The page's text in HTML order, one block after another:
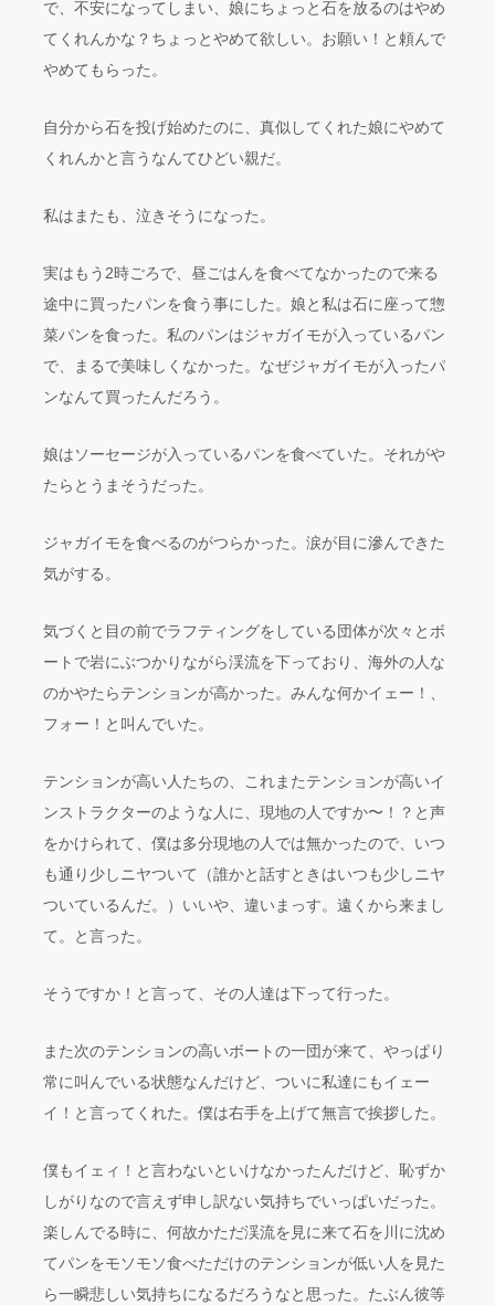
で、不安になってしまい、娘にちょっと石を放るのはやめ
てくれんかな？ちょっとやめて欲しい。お願い！と頼んで
やめてもらった。
自分から石を投げ始めたのに、真似してくれた娘にやめて
くれんかと言うなんてひどい親だ。
私はまたも、泣きそうになった。
実はもう2時ごろで、昼ごはんを食べてなかったので来る
途中に買ったパンを食う事にした。娘と私は石に座って惣
菜パンを食った。私のパンはジャガイモが入っているパン
で、まるで美味しくなかった。なぜジャガイモが入ったパ
ンなんて買ったんだろう。
娘はソーセージが入っているパンを食べていた。それがや
たらとうまそうだった。
ジャガイモを食べるのがつらかった。涙が目に滲んできた
気がする。
気づくと目の前でラフティングをしている団体が次々とボ
ートで岩にぶつかりながら渓流を下っており、海外の人な
のかやたらテンションが高かった。みんな何かイェー！、
フォー！と叫んでいた。
テンションが高い人たちの、これまたテンションが高いイ
ンストラクターのような人に、現地の人ですか〜！？と声
をかけられて、僕は多分現地の人では無かったので、いつ
も通り少しニヤついて（誰かと話すときはいつも少しニヤ
ついているんだ。）いいや、違いまっす。遠くから来まし
て。と言った。
そうですか！と言って、その人達は下って行った。
また次のテンションの高いボートの一団が来て、やっぱり
常に叫んでいる状態なんだけど、ついに私達にもイェー
イ！と言ってくれた。僕は右手を上げて無言で挨拶した。
僕もイェィ！と言わないといけなかったんだけど、恥ずか
しがりなので言えず申し訳ない気持ちでいっぱいだった。
楽しんでる時に、何故かただ渓流を見に来て石を川に沈め
てパンをモソモソ食べただけのテンションが低い人を見た
ら一瞬悲しい気持ちになるだろうなと思った。たぶん彼等